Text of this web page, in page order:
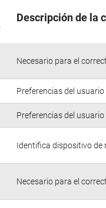
Descripción de la
Necesario para el
Preferencias del
Preferencias del
Identifica dispositivo de
Necesario para el